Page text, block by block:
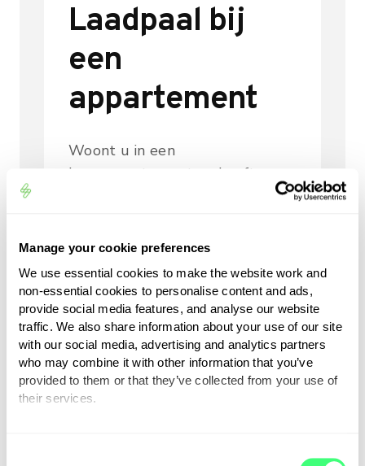
Manage your cookie preferences
We use essential cookies to make the website work and
non-essential cookies to personalise content and ads,
provide social media features, and analyse our website
traffic. We also share information about your use of our site
with our social media, advertising and analytics partners
who may combine it with other information that you’ve
provided to them or that they’ve collected from your use of
their services.
Laadpaal bij
een
appartement
Woont u in een
koopappartement en heeft u
vaak niet nodig om apart uw
laadpaal te verzekeren. Het valt
vaak onder de
inboedelverzekering met de
dekking eigenaarsbelang. Bij een
koopappartement zorgt de
Vereniging van Eigenaren vaak
voor een opstalverzekering. Voor